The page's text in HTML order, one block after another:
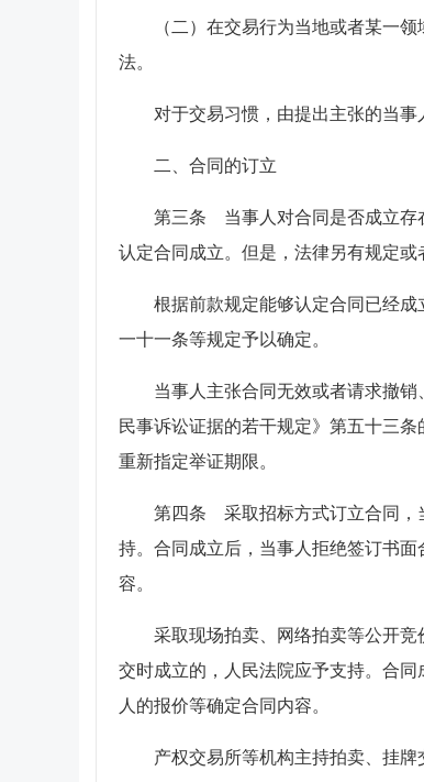
（二）在交易行为当地或者某一
法。
对于交易习惯，由提出主张的当事
二、合同的订立
第三条 当事人对合同是否成立存
认定合同成立。但是，法律另有规定或
根据前款规定能够认定合同已经
一十一条等规定予以确定。
当事人主张合同无效或者请求撤
民事诉讼证据的若干规定》第五十三
重新指定举证期限。
第四条 采取招标方式订立合同，
持。合同成立后，当事人拒绝签订书
容。
采取现场拍卖、网络拍卖等公开
交时成立的，人民法院应予支持。合
人的报价等确定合同内容。
产权交易所等机构主持拍卖、挂